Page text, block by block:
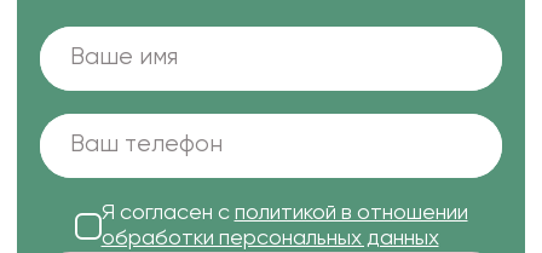
Я согласен с политикой в отношении
обработки персональных данных